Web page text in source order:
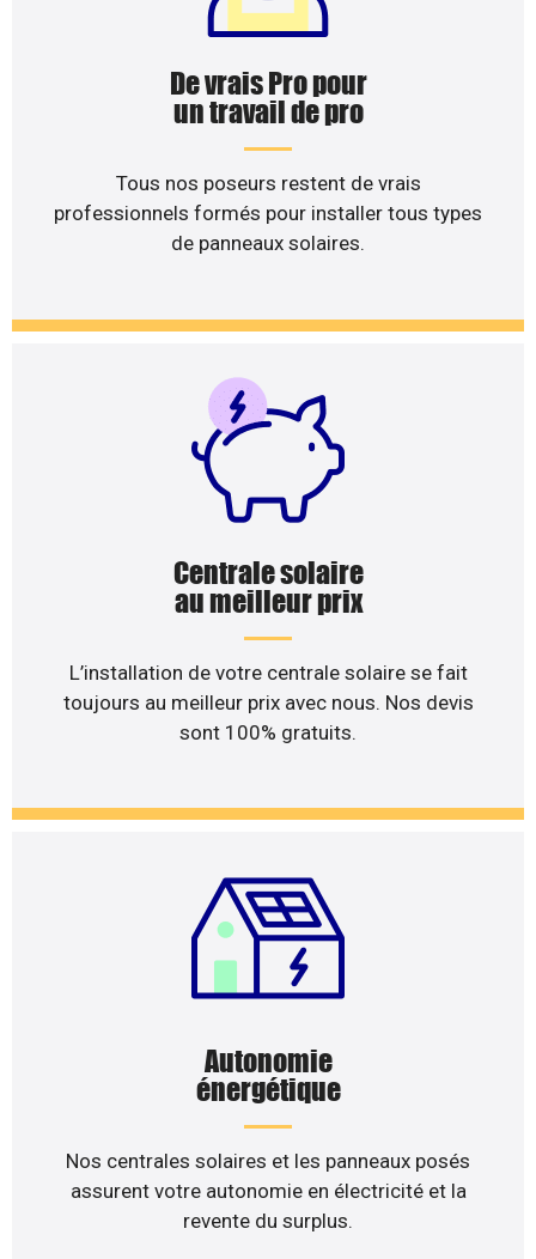
De vrais Pro pour
un travail de pro
Tous nos poseurs restent de vrais
professionnels formés pour installer tous types
de panneaux solaires.
Centrale solaire
au meilleur prix
L’installation de votre centrale solaire se fait
toujours au meilleur prix avec nous. Nos devis
sont 100% gratuits.
Autonomie
énergétique
Nos centrales solaires et les panneaux posés
assurent votre autonomie en électricité et la
revente du surplus.